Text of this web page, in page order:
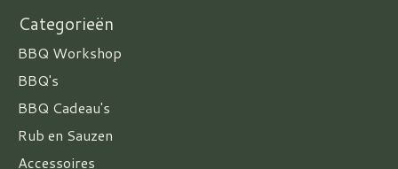
Categorieën
BBQ Workshop
BBQ's
BBQ Cadeau's
Rub en Sauzen
Accessoires